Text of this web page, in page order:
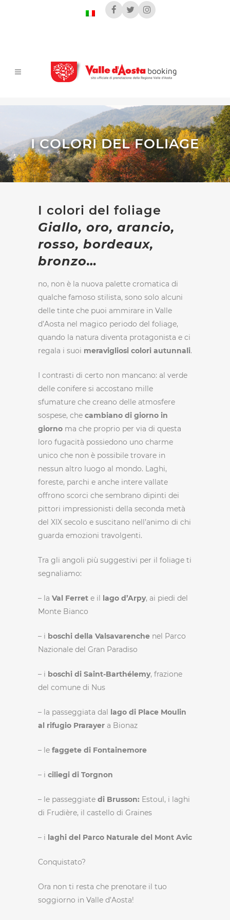
I COLORI DEL FOLIAGE
I colori del foliage
Giallo, oro, arancio,
rosso, bordeaux,
bronzo…
no, non è la nuova palette cromatica di
qualche famoso stilista, sono solo alcuni
delle tinte che puoi ammirare in Valle
d’Aosta nel magico periodo del foliage,
quando la natura diventa protagonista e ci
regala i suoi meravigliosi colori autunnali.
I contrasti di certo non mancano: al verde
delle conifere si accostano mille
sfumature che creano delle atmosfere
sospese, che cambiano di giorno in
giorno ma che proprio per via di questa
loro fugacità possiedono uno charme
unico che non è possibile trovare in
nessun altro luogo al mondo. Laghi,
foreste, parchi e anche intere vallate
offrono scorci che sembrano dipinti dei
pittori impressionisti della seconda metà
del XIX secolo e suscitano nell’animo di chi
guarda emozioni travolgenti.
Tra gli angoli più suggestivi per il foliage ti
segnaliamo:
– la Val Ferret e il lago d’Arpy, ai piedi del
Monte Bianco
– i boschi della Valsavarenche nel Parco
Nazionale del Gran Paradiso
– i boschi di Saint-Barthélemy, frazione
del comune di Nus
– la passeggiata dal lago di Place Moulin
al rifugio Prarayer a Bionaz
– le faggete di Fontainemore
– i ciliegi di Torgnon
– le passeggiate di Brusson: Estoul, i laghi
di Frudière, il castello di Graines
– i laghi del Parco Naturale del Mont Avic
Conquistato?
Ora non ti resta che prenotare il tuo
soggiorno in Valle d’Aosta!